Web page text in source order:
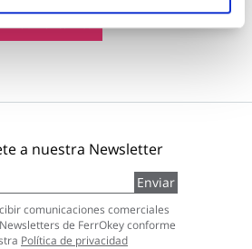
Añadir al carrito
a nuestra Newsletter
Enviar
comunicaciones comerciales
de FerrOkey conforme
Política de privacidad